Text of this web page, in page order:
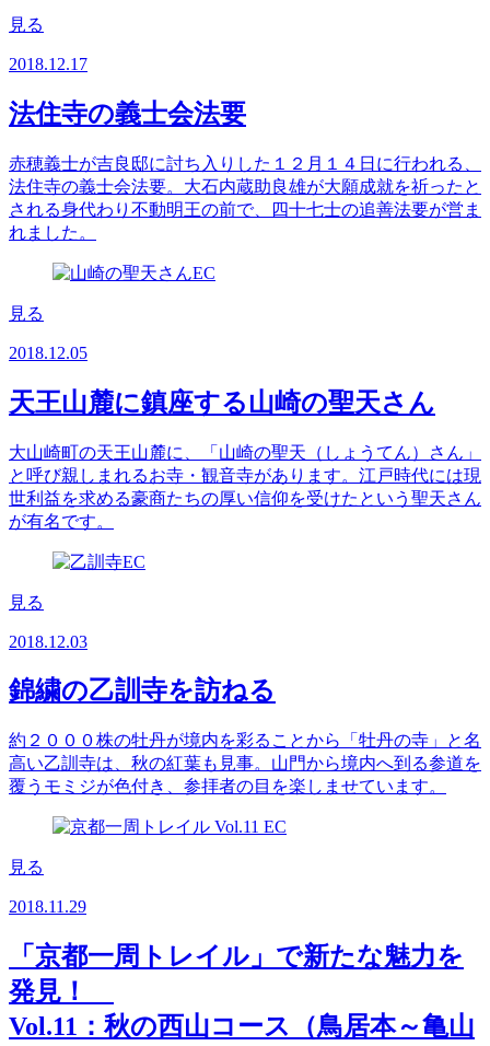
見る
2018.12.17
法住寺の義士会法要
赤穂義士が吉良邸に討ち入りした１２月１４日に行われる、
法住寺の義士会法要。大石内蔵助良雄が大願成就を祈ったと
される身代わり不動明王の前で、四十七士の追善法要が営ま
れました。
見る
2018.12.05
天王山麓に鎮座する山崎の聖天さん
大山崎町の天王山麓に、「山崎の聖天（しょうてん）さん」
と呼び親しまれるお寺・観音寺があります。江戸時代には現
世利益を求める豪商たちの厚い信仰を受けたという聖天さん
が有名です。
見る
2018.12.03
錦繍の乙訓寺を訪ねる
約２０００株の牡丹が境内を彩ることから「牡丹の寺」と名
高い乙訓寺は、秋の紅葉も見事。山門から境内へ到る参道を
覆うモミジが色付き、参拝者の目を楽しませています。
見る
2018.11.29
「京都一周トレイル」で新たな魅力を
発見！
Vol.11：秋の西山コース（鳥居本～亀山